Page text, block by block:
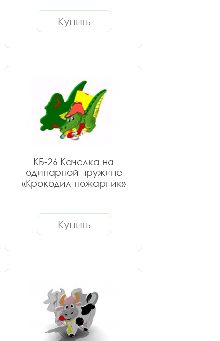
Купить
КБ-26 Качалка на
одинарной пружине
«Крокодил-пожарник»
Купить